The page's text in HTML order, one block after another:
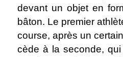
devant un objet en
bâton. Le premier
course, après un
cède à la seconde,